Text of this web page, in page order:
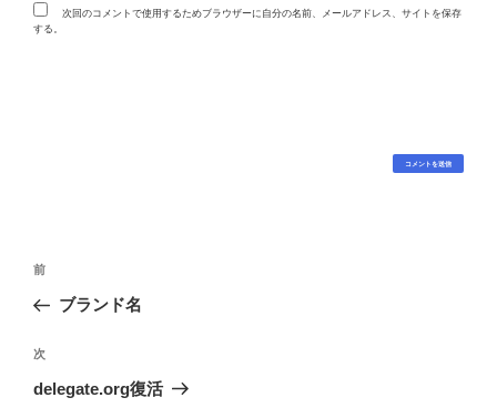
次回のコメントで使用するためブラウザーに自分の名前、メールアドレス、サイトを保存
する。
投
ナ
ビ
ゲ
過
去
投
前
ブランド名
次
の
次
delegate.org復活